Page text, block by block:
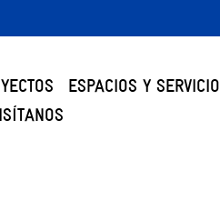
ESPACIOS Y